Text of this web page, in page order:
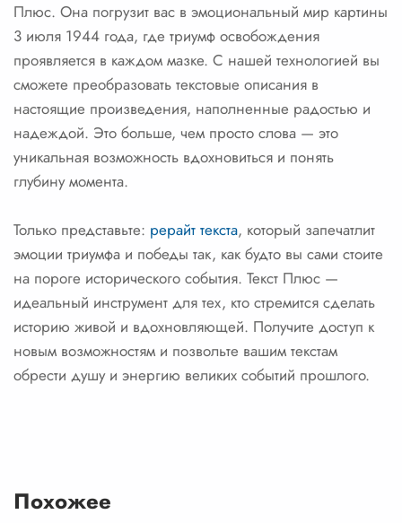
Плюс. Она погрузит вас в эмоциональный мир картины
3 июля 1944 года, где триумф освобождения
проявляется в каждом мазке. С нашей технологией вы
сможете преобразовать текстовые описания в
настоящие произведения, наполненные радостью и
надеждой. Это больше, чем просто слова — это
уникальная возможность вдохновиться и понять
глубину момента.
Только представьте: рерайт текста, который запечатлит
эмоции триумфа и победы так, как будто вы сами стоите
на пороге исторического события. Текст Плюс —
идеальный инструмент для тех, кто стремится сделать
историю живой и вдохновляющей. Получите доступ к
новым возможностям и позвольте вашим текстам
обрести душу и энергию великих событий прошлого.
Похожее